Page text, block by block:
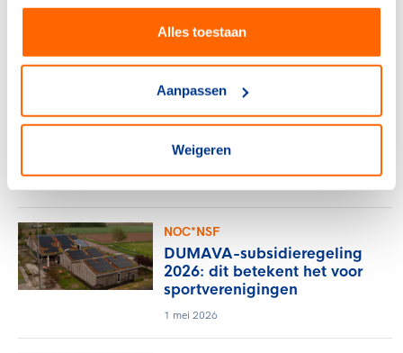
Alles toestaan
Aanpassen
Weigeren
wereldwijd Sports for Nature
Framework
24 juni 2026
Sportdeelname
Clubhuis Rugbyclub Haarlem
wint titel Sportaccommodatie
van het jaar 2026
NOC*NSF
DUMAVA-subsidieregeling
2026: dit betekent het voor
sportverenigingen
1 mei 2026